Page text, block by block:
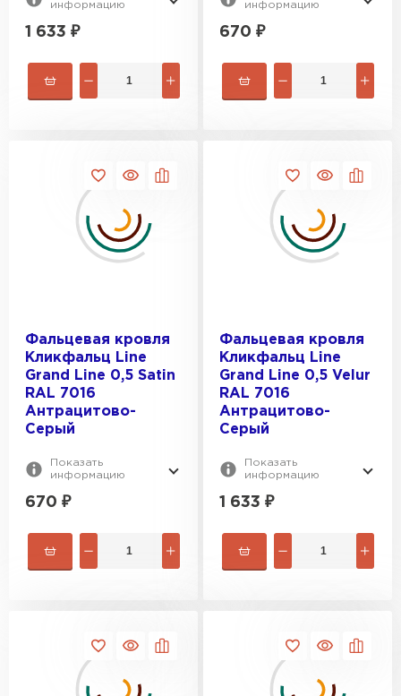
информацию
1 633 ₽
информацию
670 ₽
Фальцевая кровля
Кликфальц Line
Grand Line 0,5 Satin
RAL 7016
Антрацитово-
Серый
Показать
информацию
670 ₽
Фальцевая кровля
Кликфальц Line
Grand Line 0,5 Velur
RAL 7016
Антрацитово-
Серый
Показать
информацию
1 633 ₽
Фальцевая кровля